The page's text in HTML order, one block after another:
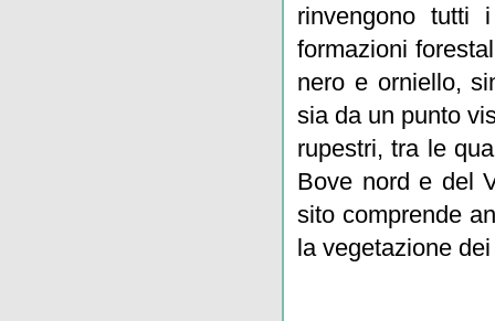
rinvengono tutti
formazioni
nero e orniello,
sia da un punto
rupestri, tra le
Bove nord e del
sito comprende
la vegetazione